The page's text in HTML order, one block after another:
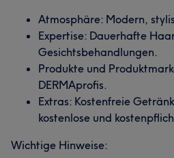
Atmosphäre: Modern,
Expertise: Dauerhafte
Gesichtsbehandlungen.
Produkte und
DERMAprofis.
Extras: Kostenfreie
kostenlose und
Wichtige Hinweise: